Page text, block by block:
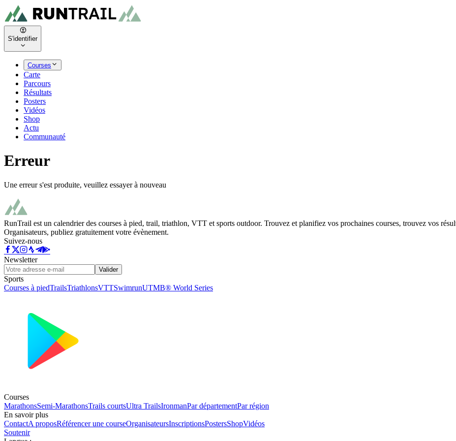
S'identifier
Courses
Carte
Parcours
Résultats
Posters
Vidéos
Shop
Actu
Communauté
Erreur
Une erreur s'est produite, veuillez essayer à nouveau
RunTrail est un calendrier des courses à pied, trail, triathlon, VTT et sports outdoor. Trouvez et planifiez vos prochaines courses, trouvez vos
Organisateurs, publiez gratuitement votre évènement.
Suivez-nous
Newsletter
Valider
Sports
Courses à piedTrailsTriathlonsVTTSwimrunUTMB® World Series
Courses
MarathonsSemi-MarathonsTrails courtsUltra TrailsIronmanPar départementPar région
En savoir plus
ContactA proposRéférencer une courseOrganisateursInscriptionsPostersShopVidéos
Soutenir